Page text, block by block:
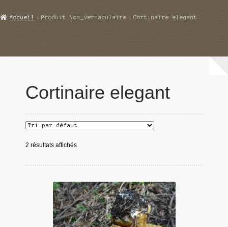
Echanges et contacts
Accueil Produit Nom_vernaculaire Cortinaire elegant
Cortinaire elegant
2 résultats affichés